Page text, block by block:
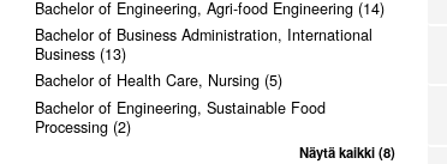
Bachelor of Engineering, Agri-food Engineering (14)
Bachelor of Business Administration, International
Business (13)
Bachelor of Health Care, Nursing (5)
Bachelor of Engineering, Sustainable Food
Processing (2)
Näytä kaikki(8)